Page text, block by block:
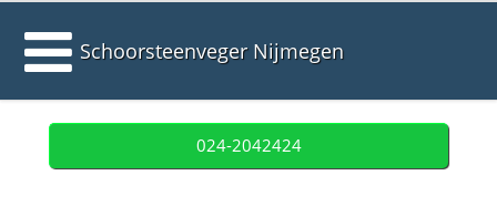
Schoorsteenveger Nijmegen
024-2042424